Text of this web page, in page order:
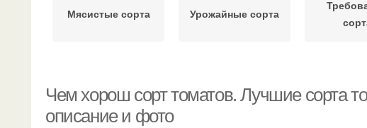
Мясистые сорта Урожайные сорта
Чем хорош сорт томатов. Лучшие сорта
описание и фото